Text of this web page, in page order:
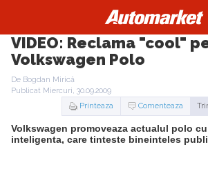
VIDEO: Reclama "cool"
Volkswagen Polo
De Bogdan Mirică
Publicat Miercuri, 30.09.2009
Printeaza
Comenteaza
Volkswagen promoveaza actualul polo
inteligenta, care tinteste bineinteles